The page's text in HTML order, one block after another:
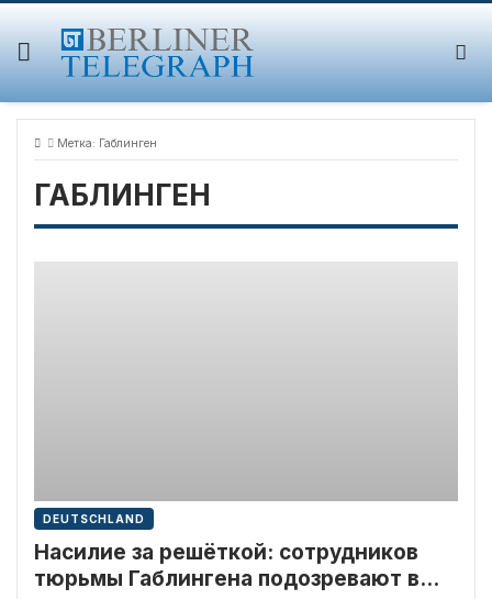
Skip
content
Метка: Габлинген
ГАБЛИНГЕН
DEUTSCHLAND
Насилие за решёткой: сотрудников
тюрьмы Габлингена подозревают в